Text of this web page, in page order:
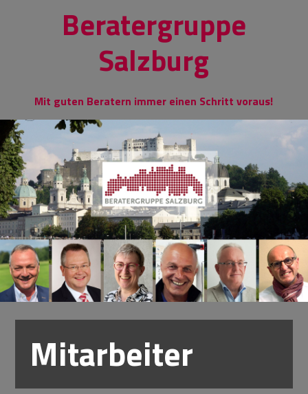
Beratergruppe
Salzburg
Mit guten Beratern immer einen Schritt voraus!
Mitarbeiter